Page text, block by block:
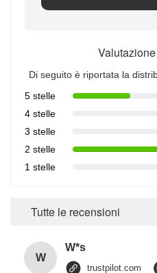
Di seguito è riportata la
5 stelle
4 stelle
3 stelle
2 stelle
1 stelle
Tutte le recensioni
W
W*s
trustpilot.com